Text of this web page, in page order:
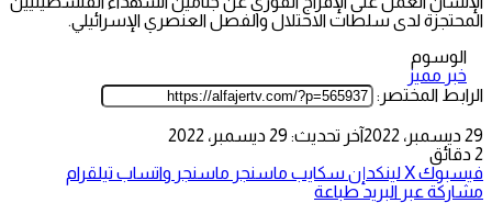
المحتجزة لدى سلطات الاحتلال والفصل العنصري الإسرائيلي.
الوسوم
خبر مميز
الرابط المختصر:
29 ديسمبر، 2022
آخر تحديث: 29 ديسمبر، 2022
2 دقائق
فيسبوك‫Xلينكدإن سكايب ماسنجر ماسنجر واتساب تيلقرام
مشاركة عبر البريد طباعة